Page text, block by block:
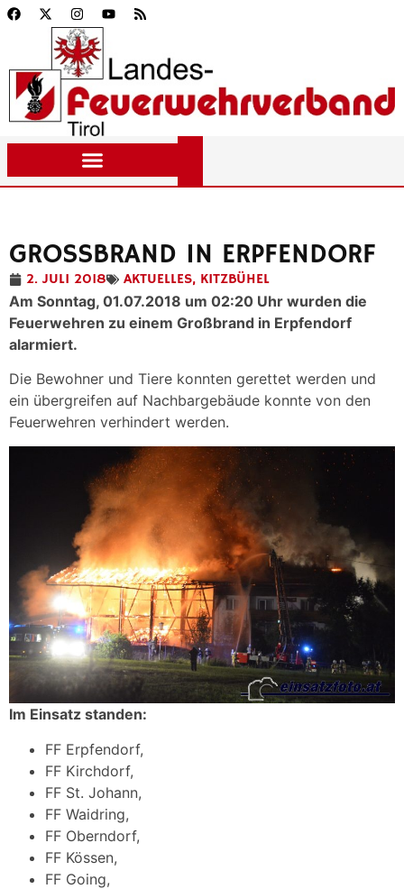
GROSSBRAND IN ERPFENDORF
2. JULI 2018 AKTUELLES, KITZBÜHEL
Am Sonntag, 01.07.2018 um 02:20 Uhr wurden die
Feuerwehren zu einem Großbrand in Erpfendorf
alarmiert.
Die Bewohner und Tiere konnten gerettet werden und
ein übergreifen auf Nachbargebäude konnte von den
Feuerwehren verhindert werden.
Im Einsatz standen:
FF Erpfendorf,
FF Kirchdorf,
FF St. Johann,
FF Waidring,
FF Oberndorf,
FF Kössen,
FF Going,